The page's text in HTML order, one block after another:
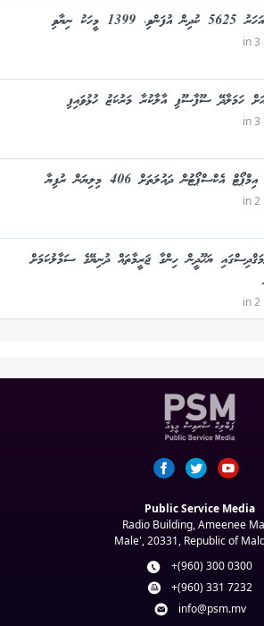
1399 މީހަކު ނިޔާވި
in 3
ހަމަލާދޭ ސޫފާސޫފި އާލާކުރާ މަރުކަޒު ހުޅުވައިފި
in 3
އެކްސްޕޯޓުން ދައުލަތަށް 406 މިލިޔަން ރުފިޔާ
in 2
ޔަހޫދީން ހިންގާ ޖަރީމާތައް ދުނިޔޭގެ ސަމާލުކަމަށް
in 2
Public Service Media
Radio Building, Ameenee
Male', 20331, Republic of
+(960) 300 0300
+(960) 331 7232
info@psm.mv